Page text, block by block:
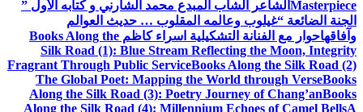
Masterpiece الشاعر الشاب المبدع محمد الشارني و كتابه الأول ”
الجنة الضائعة “غيلوب وعالمه المقلوب … حديث العوالم
وآفاقهاحوار مع الفنانة التشكيلية اسراء كاظم Books Along the
Silk Road (1): Blue Stream Reflecting the Moon, Integrity
Fragrant Through Public ServiceBooks Along the Silk Road (2)
The Global Poet: Mapping the World through VerseBooks
Along the Silk Road (3): Poetry Journey of Chang’anBooks
Along the Silk Road (4): Millennium Echoes of Camel BellsA